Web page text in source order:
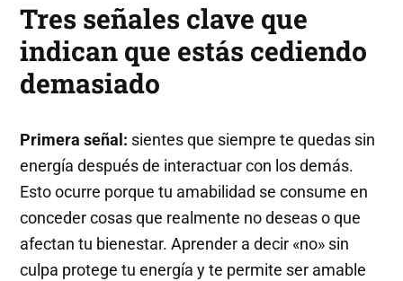
Tres señales clave que
indican que estás cediendo
demasiado
Primera señal: sientes que siempre te quedas sin
energía después de interactuar con los demás.
Esto ocurre porque tu amabilidad se consume en
conceder cosas que realmente no deseas o que
afectan tu bienestar. Aprender a decir «no» sin
culpa protege tu energía y te permite ser amable